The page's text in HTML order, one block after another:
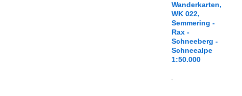
Wanderkarten,
WK 022,
Semmering -
Rax -
Schneeberg -
Schneealpe
1:50.000